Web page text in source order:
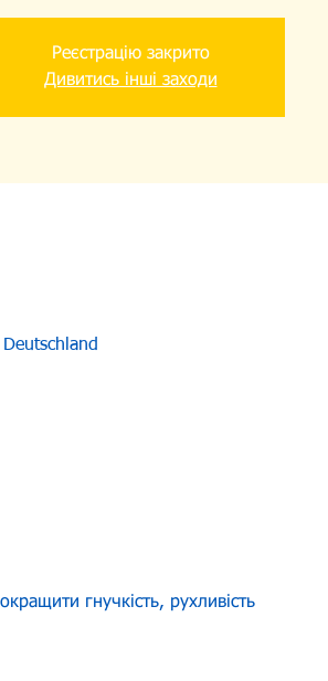
Реєстрацію закрито
Дивитись інші заходи
гнучкість, рухливість